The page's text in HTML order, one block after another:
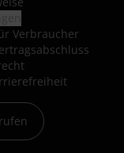
Verbraucher